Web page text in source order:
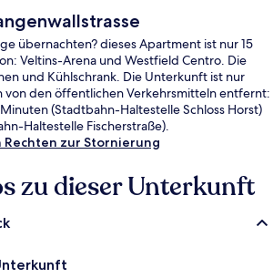
übernachten? dieses Apartment ist nur 15
Veltins-Arena und Westfield Centro. Die
und Kühlschrank. Die Unterkunft ist nur
von den öffentlichen Verkehrsmitteln entfernt:
(Stadtbahn-Haltestelle Schloss Horst)
Haltestelle Fischerstraße).
zur Stornierung
zu dieser Unterkunft